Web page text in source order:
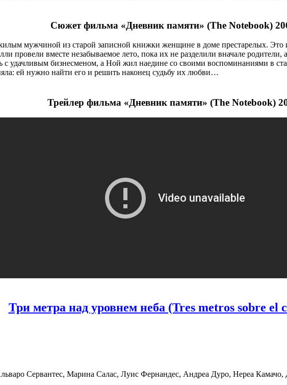
Сюжет фильма «Дневник памяти» (The Notebook)
мужчиной из старой записной книжки женщине в доме престарелых.
вместе незабываемое лето, пока их не разделили вначале родители,
удачливым бизнесменом, а Ной жил наедине со своими воспоминаниями в
ей нужно найти его и решить наконец судьбу их любви…
Трейлер фильма «Дневник памяти» (The Notebook)
Три метра над уровнем неба (Tres metros sobre el
Сервантес, Марина Салас, Луис Фернандес, Андреа Дуро, Нереа